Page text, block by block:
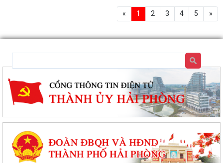
« 1 2 3 4 5 »